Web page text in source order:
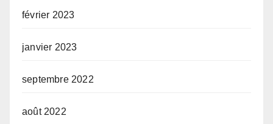
février 2023
janvier 2023
septembre 2022
août 2022